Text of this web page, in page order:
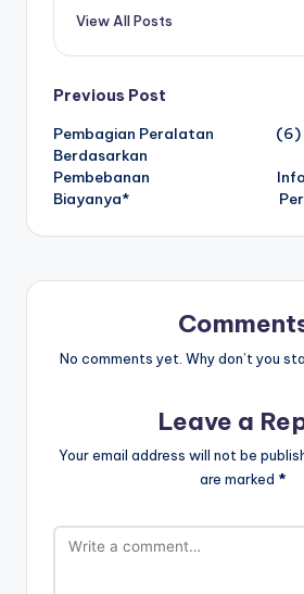
View All Posts
Post
navigation
Previous Post
Pembagian Peralatan
Berdasarkan
Pembebanan
Biayanya*
(6)
No comments yet. Why don’t you
Leave a
Your email address will not be
are marked *